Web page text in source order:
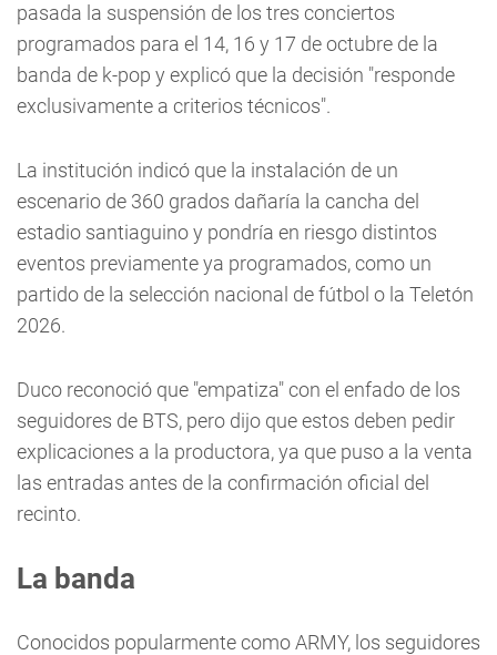
pasada la suspensión de los tres conciertos
programados para el 14, 16 y 17 de octubre de la
banda de k-pop y explicó que la decisión "responde
exclusivamente a criterios técnicos".
La institución indicó que la instalación de un
escenario de 360 grados dañaría la cancha del
estadio santiaguino y pondría en riesgo distintos
eventos previamente ya programados, como un
partido de la selección nacional de fútbol o la Teletón
2026.
Duco reconoció que "empatiza" con el enfado de los
seguidores de BTS, pero dijo que estos deben pedir
explicaciones a la productora, ya que puso a la venta
las entradas antes de la confirmación oficial del
recinto.
La banda
Conocidos popularmente como ARMY, los seguidores